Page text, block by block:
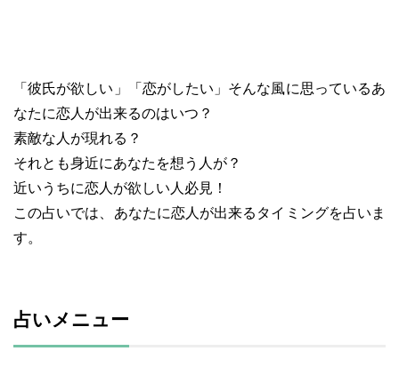
「彼氏が欲しい」「恋がしたい」そんな風に思っているあ
なたに恋人が出来るのはいつ？
素敵な人が現れる？
それとも身近にあなたを想う人が？
近いうちに恋人が欲しい人必見！
この占いでは、あなたに恋人が出来るタイミングを占いま
す。
占いメニュー